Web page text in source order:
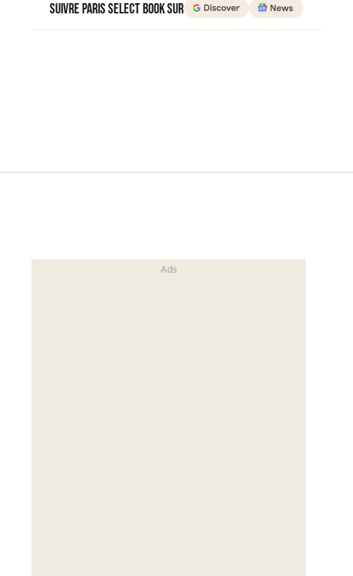
Suivre Paris Select Book sur